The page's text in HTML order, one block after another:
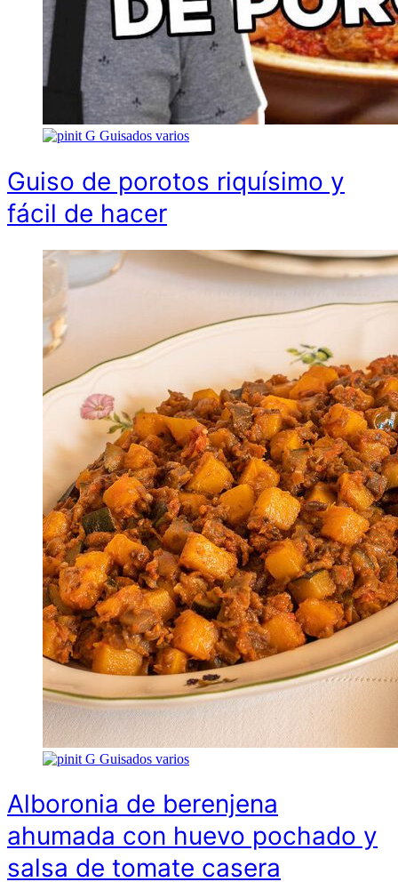
G Guisados varios
Guiso de porotos riquísimo y
fácil de hacer
G Guisados varios
Alboronia de berenjena
ahumada con huevo pochado y
salsa de tomate casera